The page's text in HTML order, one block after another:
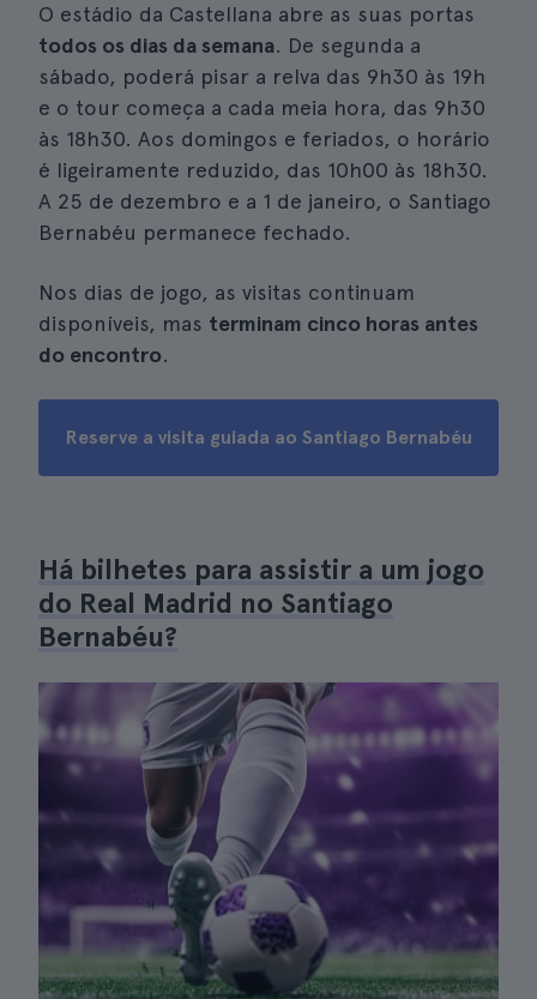
O estádio da Castellana abre as suas portas
todos os dias da semana. De segunda a
sábado, poderá pisar a relva das 9h30 às 19h
e o tour começa a cada meia hora, das 9h30
às 18h30. Aos domingos e feriados, o horário
é ligeiramente reduzido, das 10h00 às 18h30.
A 25 de dezembro e a 1 de janeiro, o Santiago
Bernabéu permanece fechado.
Nos dias de jogo, as visitas continuam
disponíveis, mas terminam cinco horas antes
do encontro.
Reserve a visita guiada ao Santiago Bernabéu
Há bilhetes para assistir a um jogo
do Real Madrid no Santiago
Bernabéu?